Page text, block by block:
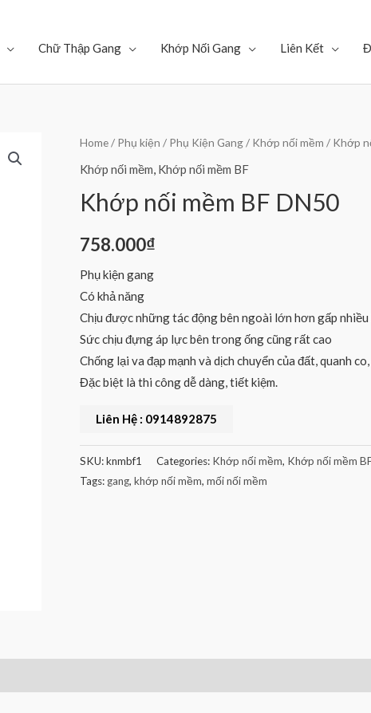
Chữ Thập Gang Khớp Nối Gang Liên Kết
Home/ Phụ kiện / Phụ Kiện Gang/ Khớp nối mềm / Khớp
Khớp nối mềm, Khớp nối mềm BF
Khớp nối mềm BF DN50
758.000₫
Phụ kiện gang
Có khả năng
Chịu được những tác động bên ngoài lớn hơn gấp
Sức chịu đựng áp lực bên trong ống cũng rất cao
Chống lại va đạp mạnh và dịch chuyển của đất, quanh
Đặc biệt là thi công dễ dàng, tiết kiệm.
Liên Hệ : 0914892875
SKU:knmbf1 Categories: Khớp nối mềm, Khớp nối mềm
Tags: gang, khớp nối mềm, mối nối mềm